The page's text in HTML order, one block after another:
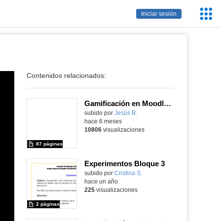
Iniciar sesión
Contenidos relacionados:
Gamificación en Moodle. Versión: 14-feb-2026
subido por Jesús B.
87 páginas
hace 6 meses
10806visualizaciones
Experimentos Bloque 3
Contenido educativo.
subido por Cristina S.
2 páginas
hace un año
225visualizaciones